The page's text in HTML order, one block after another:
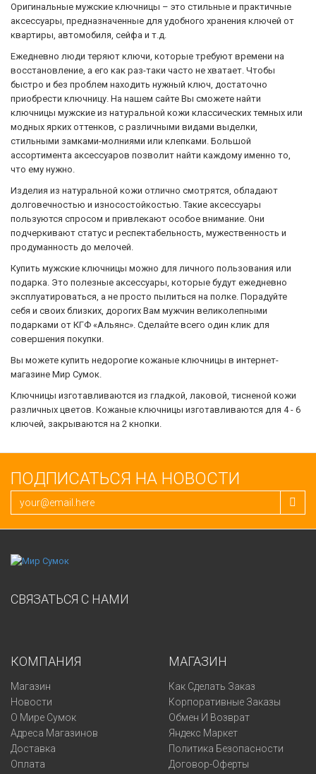
Оригинальные мужские ключницы – это стильные и практичные
аксессуары, предназначенные для удобного хранения ключей от
квартиры, автомобиля, сейфа и т.д.
Ежедневно люди теряют ключи, которые требуют времени на
восстановление, а его как раз-таки часто не хватает. Чтобы
быстро и без проблем находить нужный ключ, достаточно
приобрести ключницу. На нашем сайте Вы сможете найти
ключницы мужские из натуральной кожи классических темных или
модных ярких оттенков, с различными видами выделки,
стильными замками-молниями или клепками. Большой
ассортимента аксессуаров позволит найти каждому именно то,
что ему нужно.
Изделия из натуральной кожи отлично смотрятся, обладают
долговечностью и износостойкостью. Такие аксессуары
пользуются спросом и привлекают особое внимание. Они
подчеркивают статус и респектабельность, мужественность и
продуманность до мелочей.
Купить мужские ключницы можно для личного пользования или
подарка. Это полезные аксессуары, которые будут ежедневно
эксплуатироваться, а не просто пылиться на полке. Порадуйте
себя и своих близких, дорогих Вам мужчин великолепными
подарками от КГФ «Альянс». Сделайте всего один клик для
совершения покупки.
Вы можете купить недорогие кожаные ключницы в интернет-
магазине Мир Сумок.
Ключницы изготавливаются из гладкой, лаковой, тисненой кожи
различных цветов. Кожаные ключницы изготавливаются для 4 - 6
ключей, закрываются на 2 кнопки.
ПОДПИСАТЬСЯ НА НОВОСТИ
СВЯЗАТЬСЯ С НАМИ
КОМПАНИЯ
Магазин
Новости
О Мире Сумок
Адреса Магазинов
Доставка
Оплата
МАГАЗИН
Как Сделать Заказ
Корпоративные Заказы
Обмен И Возврат
Яндекс Маркет
Политика Безопасности
Договор-Оферты